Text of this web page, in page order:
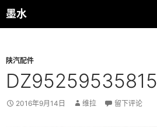
跳
至
墨水
搜
索
陕汽配件
DZ95259535815
2016年9月14日 维拉 留下评论